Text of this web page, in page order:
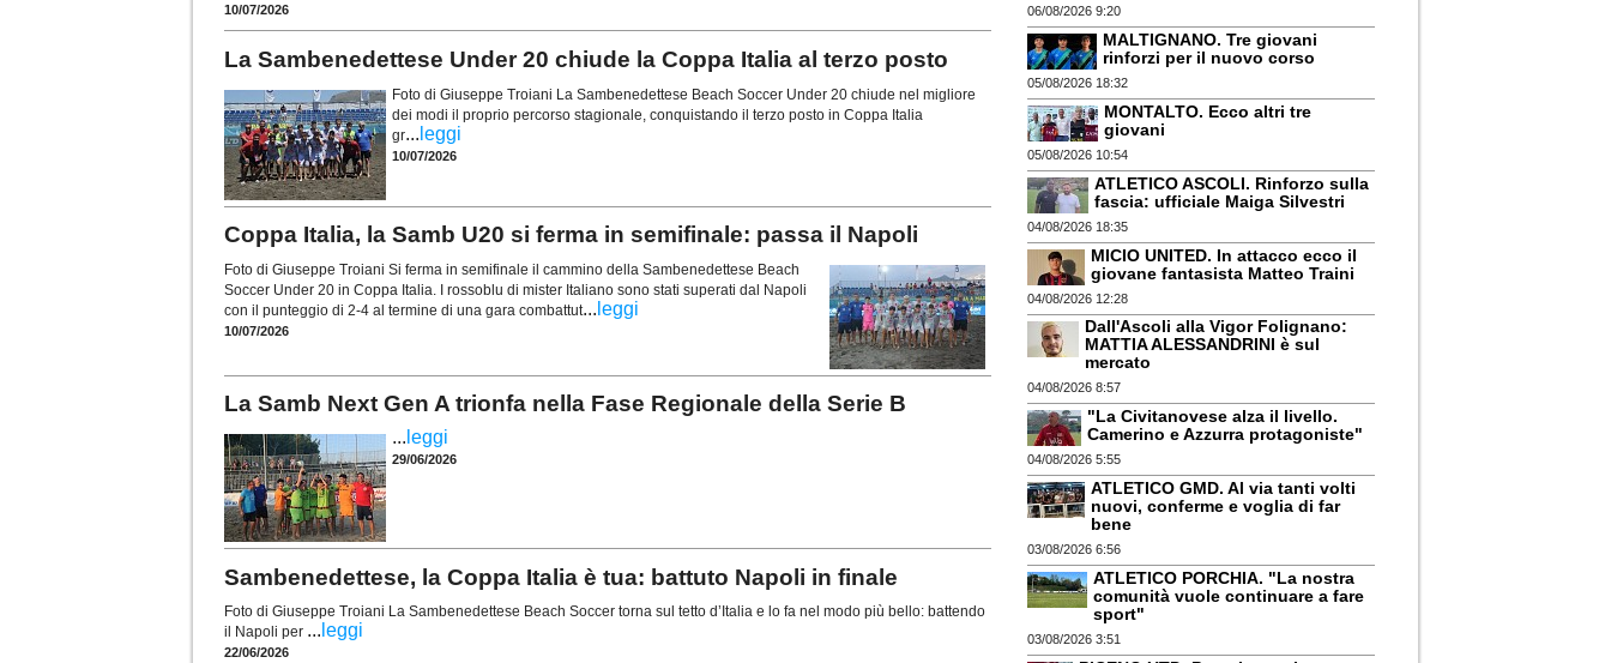
10/07/2026
La Sambenedettese Under 20 chiude la Coppa Italia al terzo posto
Foto di Giuseppe Troiani La Sambenedettese Beach Soccer Under 20 chiude nel migliore
dei modi il proprio percorso stagionale, conquistando il terzo posto in Coppa Italia
gr... leggi
10/07/2026
Coppa Italia, la Samb U20 si ferma in semifinale: passa il Napoli
Foto di Giuseppe Troiani Si ferma in semifinale il cammino della Sambenedettese Beach
Soccer Under 20 in Coppa Italia. I rossoblu di mister Italiano sono stati superati dal Napoli
con il punteggio di 2-4 al termine di una gara combattut... leggi
10/07/2026
La Samb Next Gen A trionfa nella Fase Regionale della Serie B
... leggi
29/06/2026
Sambenedettese, la Coppa Italia è tua: battuto Napoli in finale
Foto di Giuseppe Troiani La Sambenedettese Beach Soccer torna sul tetto d’Italia e lo fa nel modo più bello: battendo
il Napoli per ... leggi
22/06/2026
06/08/2026 9:20
MALTIGNANO. Tre giovani
rinforzi per il nuovo corso
05/08/2026 18:32
MONTALTO. Ecco altri tre
giovani
05/08/2026 10:54
ATLETICO ASCOLI. Rinforzo sulla
fascia: ufficiale Maiga Silvestri
04/08/2026 18:35
MICIO UNITED. In attacco ecco il
giovane fantasista Matteo Traini
04/08/2026 12:28
Dall'Ascoli alla Vigor Folignano:
MATTIA ALESSANDRINI è sul
mercato
04/08/2026 8:57
"La Civitanovese alza il livello.
Camerino e Azzurra protagoniste"
04/08/2026 5:55
ATLETICO GMD. Al via tanti volti
nuovi, conferme e voglia di far
bene
03/08/2026 6:56
ATLETICO PORCHIA. "La nostra
comunità vuole continuare a fare
sport"
03/08/2026 3:51